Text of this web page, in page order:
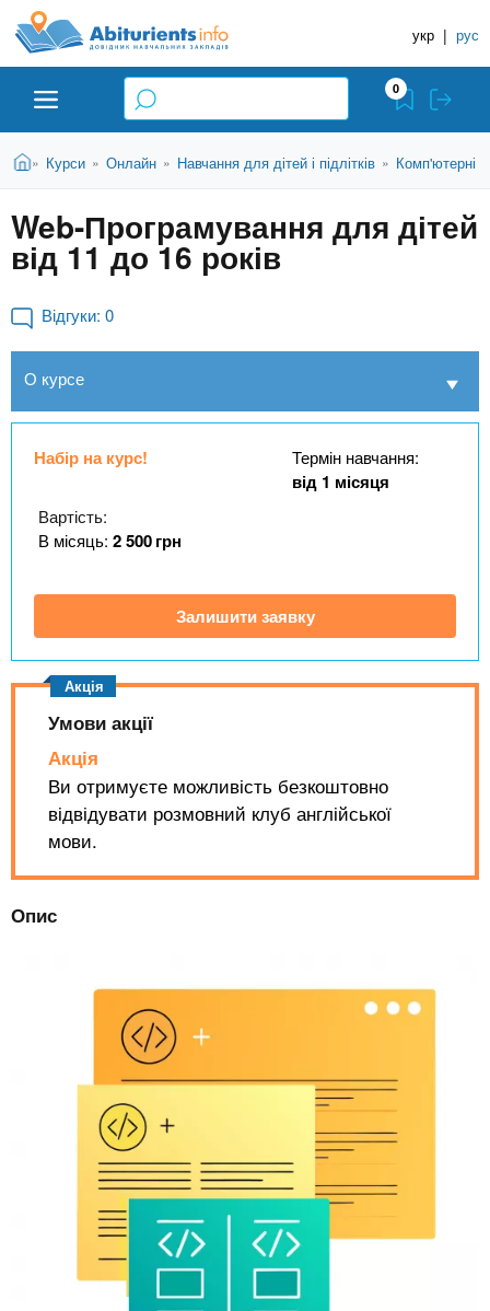
A
b
i
t
u
r
i
e
n
s
.
f
o
о
в
д
н
к
Н
в
ч
л
л
а
укр | рус
Абітурієнту
ЗВО (ВНЗ)
Приватні школи
За кордоном
0
В
т
у
т
Головна
» Курси » Онлайн » Навчання для дітей і підлітків » Комп'ютерні
Web-Програмування для дітей
від 11 до 16 років
Відгуки: 0
О курсе
Набір на курс! Термін навчання:
від 1 місяця
Вартість:
В місяць: 2 500грн
Залишити заявку
Умови акції
Акція
Ви отримуєте можливість безкоштовно
відвідувати розмовний клуб англійської
мови.
Опис